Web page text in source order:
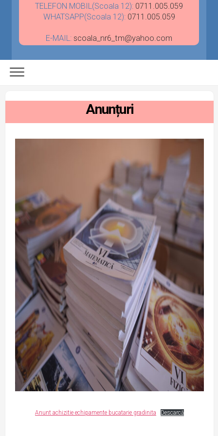
TELEFON MOBIL(Scoala 12): 0711.005.059
WHATSAPP(Scoala 12): 0711.005.059
E-MAIL: scoala_nr6_tm@yahoo.com
Anunțuri
Anunt achizitie echipamente bucatarie gradinita Descarcă